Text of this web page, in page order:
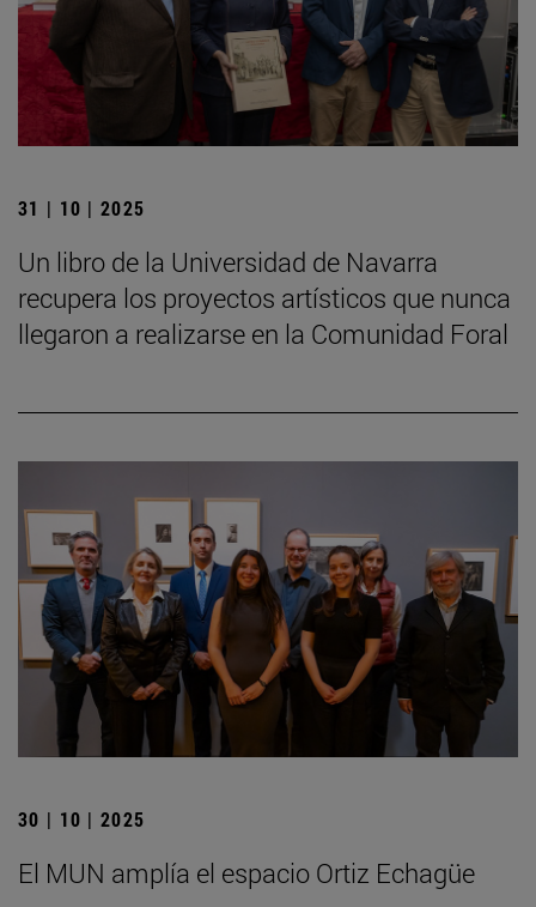
31 | 10 | 2025
Un libro de la Universidad de Navarra
recupera los proyectos artísticos que nunca
llegaron a realizarse en la Comunidad Foral
30 | 10 | 2025
El MUN amplía el espacio Ortiz Echagüe